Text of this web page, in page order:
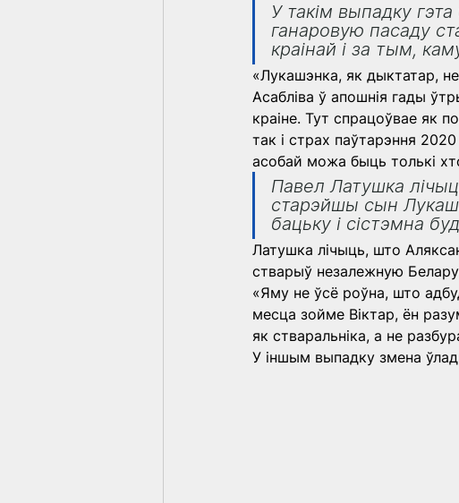
У такім выпадку
ганаровую пасаду
краінай і за тым,
«Лукашэнка, як дыктатар,
Асабліва ў апошнія гады
краіне. Тут спрацоўвае як
так і страх паўтарэння
асобай можа быць толькі
Павел Латушка
старэйшы сын
бацьку і сістэмна
Латушка лічыць, што
стварыў незалежную
«Яму не ўсё роўна, што
месца зойме Віктар, ён
як стваральніка, а не
У іншым выпадку змена